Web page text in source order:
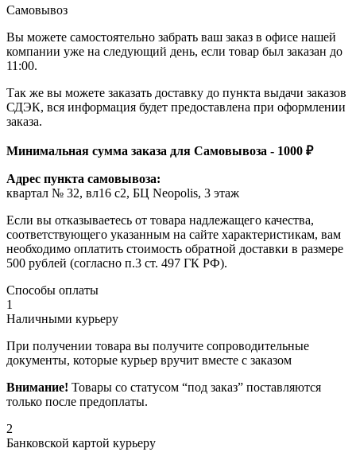
Самовывоз
Вы можете самостоятельно забрать ваш заказ в офисе нашей
компании уже на следующий день, если товар был заказан до
11:00.
Так же вы можете заказать доставку до пункта выдачи заказов
СДЭК, вся информация будет предоставлена при оформлении
заказа.
Минимальная сумма заказа для Самовывоза - 1000 ₽
Адрес пункта самовывоза:
квартал № 32, вл16 с2, БЦ Neopolis, 3 этаж
Если вы отказываетесь от товара надлежащего качества,
соответствующего указанным на сайте характеристикам, вам
необходимо оплатить стоимость обратной доставки в размере
500 рублей (согласно п.3 ст. 497 ГК РФ).
Способы оплаты
1
Наличными курьеру
При получении товара вы получите сопроводительные
документы, которые курьер вручит вместе с заказом
Внимание! Товары со статусом “под заказ” поставляются
только после предоплаты.
2
Банковской картой курьеру